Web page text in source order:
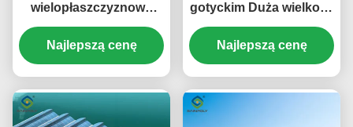
wielopłaszczyznowa
(Multispan) Szklarnia
hydroponiczna Nft
(Complete Hydroponic
Najlepszą cenę
gotyckim Duża wielkość
Szklarnia rolnicza z
warstwą plastikową
Najlepszą cenę